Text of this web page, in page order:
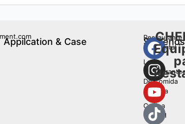
Appilcation & Case
Restaurante
occidental
Los
De Comida
Asiática
Cocina
Central
Síguenos